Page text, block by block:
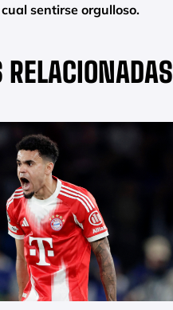
sentirse orgulloso.
RELACIONADAS